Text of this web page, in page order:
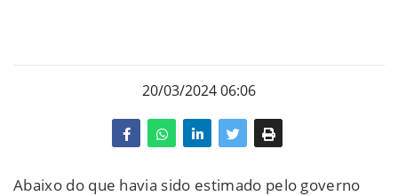
20/03/2024 06:06
Abaixo do que havia sido estimado pelo governo